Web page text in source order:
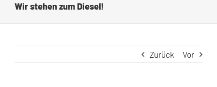
Wir stehen zum Diesel!
Zurück Vor